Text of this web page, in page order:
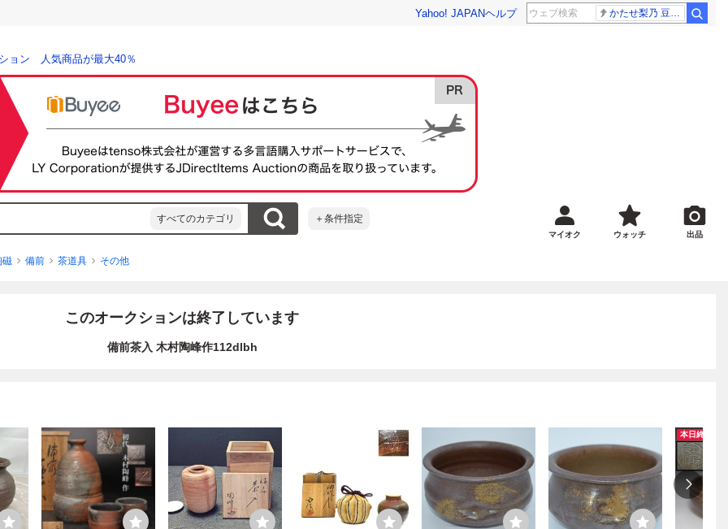
Yahoo! JAPANヘルプ かたせ梨乃 豆原一成
ョン 人気商品が最大40％
すべてのカテゴリ ＋条件指定
マイオク ウォッチ 出品
磁 備前 茶道具 その他
このオークションは終了しています
備前茶入 木村陶峰作112dlbh
本日終了